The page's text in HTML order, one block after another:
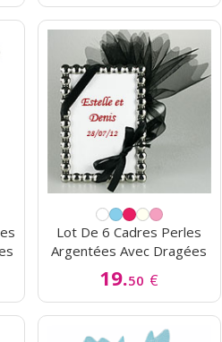
Lot De 6 Cadres Perles
Argentées Avec Dragées
19.50 €